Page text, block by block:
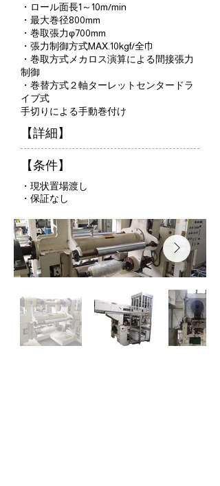
・ロール面長1～10m/min
・最大巻径800mm
・巻取張力φ700mm
・張力制御方式MAX.10kgf/全巾
・巻取方式メカロス演算による間接張力
制御
・巻替方式２軸ターレットセンタードラ
イブ式
手切りによる手動巻付け
​【詳細】
​【条件】
・現状置場渡し
​・保証なし